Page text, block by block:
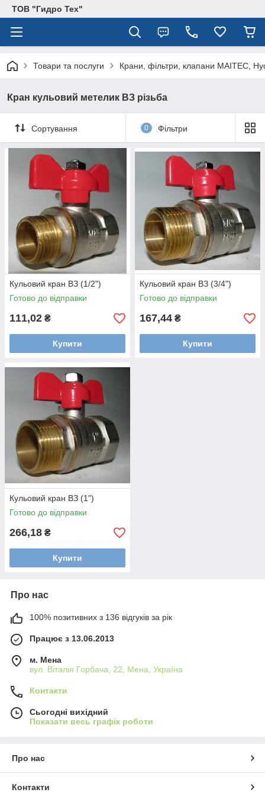
ТОВ "Гидро Тех"
Товари та послуги Крани, фільтри, клапани MAITEC,
Кран кульовий метелик ВЗ різьба
Сортування 0 Фільтри
Кульовий кран ВЗ (1/2")
Готово до відправки
111,02 ₴
Купити
Кульовий кран ВЗ (3/4")
Готово до відправки
167,44 ₴
Купити
Кульовий кран ВЗ (1")
Готово до відправки
266,18 ₴
Купити
Про нас
100% позитивних з 136 відгуків за рік
Працює з 13.06.2013
м. Мена
вул. Віталія Горбача, 22, Мена, Україна
Контакти
Сьогодні вихідний
Показати весь графік роботи
Про нас
Контакти